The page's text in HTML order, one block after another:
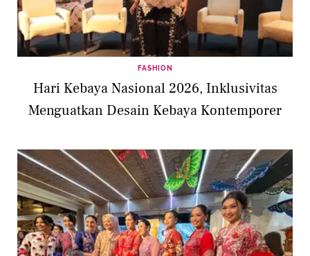
FASHION
Hari Kebaya Nasional 2026, Inklusivitas
Menguatkan Desain Kebaya Kontemporer